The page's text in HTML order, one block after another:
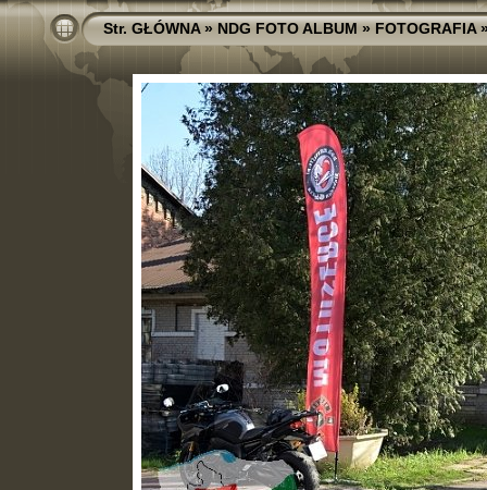
Str. GŁÓWNA»NDG FOTO ALBUM»FOTOGRAFIA